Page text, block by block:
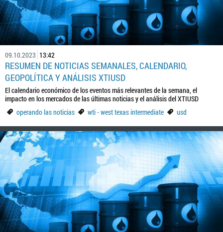
09.10.2023 13:42
RESUMEN DE NOTICIAS SEMANALES, CALENDARIO,
GEOPOLÍTICA Y ANÁLISIS XTIUSD
El calendario económico de los eventos más relevantes de la semana, el
impacto en los mercados de las últimas noticias y el análisis del XTIUSD
operando las noticias
wti - west texas intermediate usd